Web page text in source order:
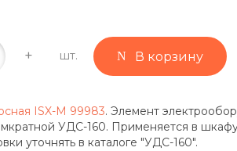
+ шт. В корзину
ISX-M 99983. Элемент
УДС-160. Применяется в
уточнять в каталоге "УДС-160".